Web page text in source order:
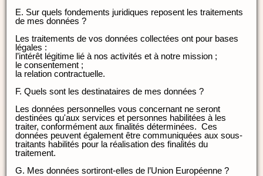
E. Sur quels fondements juridiques reposent les traitements
de mes données ?
Les traitements de vos données collectées ont pour bases
légales :
l’intérêt légitime lié à nos activités et à notre mission ;
le consentement ;
la relation contractuelle.
F. Quels sont les destinataires de mes données ?
Les données personnelles vous concernant ne seront
destinées qu'aux services et personnes habilitées à les
traiter, conformément aux finalités déterminées. Ces
données peuvent également être communiquées aux sous-
traitants habilités pour la réalisation des finalités du
traitement.
G. Mes données sortiront-elles de l’Union Européenne ?